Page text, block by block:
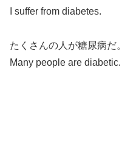
I suffer from diabetes.
たくさんの人が糖尿病だ。
Many people are diabetic.